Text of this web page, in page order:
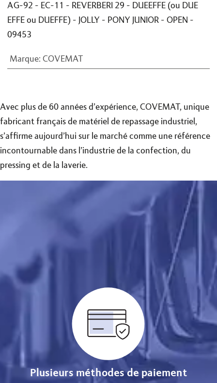
AG-92 - EC-11 - REVERBERI 29 - DUEEFFE (ou DUE
EFFE ou DUEFFE) - JOLLY - PONY JUNIOR - OPEN -
09453
Marque: COVEMAT
Avec plus de 60 années d’expérience, COVEMAT, unique
fabricant français de matériel de repassage industriel,
s’affirme aujourd’hui sur le marché comme une référence
incontournable dans l’industrie de la confection, du
pressing et de la laverie.
Plusieurs méthodes de paiement